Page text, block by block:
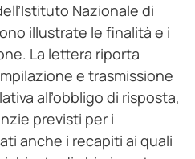
Nazionale di
illustrate le finalità e i
La lettera riporta
e trasmissione
all’obbligo di risposta,
previsti per i
anche i recapiti ai quali